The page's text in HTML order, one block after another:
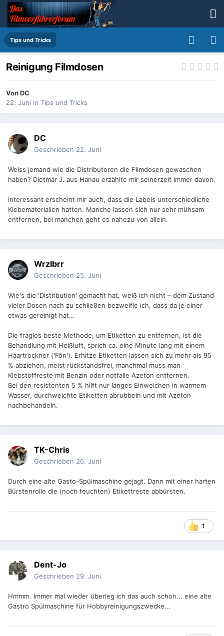
Tips und Tricks
Reinigung Filmdosen
VonDC
22. Juni in Tips und Tricks
DC
Geschrieben 22. Juni
Weiss jemand wie die Distributoren die Filmdosen gewaschen
haben? Dietmar J. aus Hanau erzählte mir seinerzeit immer davon.
Interessant erscheint mir auch, dass die Labels unterschiedliche
Klebematerialien hatten. Manche lassen sich nur sehr mühsam
entfernen, bei manchen geht es nahezu von allein.
Wrzlbrr
Geschrieben 25. Juni
Wie's die 'Distribution' gemacht hat, weiß ich nicht – dem Zustand
vieler Dosen nach zu schließen bezweifle ich, dass da je einer
etwas gereinigt hat...
Die fraglos beste Methode, um Etiketten zu entfernen, ist die
Behandlung mit Heißluft, sprich ca. eine Minute lang mit einem
Haartrockner ('Fön'). Erhitze Etiketten lassen sich zu mehr als 95
% abziehen, meist rückstandsfrei, manchmal muss man
Klebstoffreste mit Benzin oder notfalle Azeton entfernen.
Bei den resistenten 5 % hilft nur langes Einweichen in warmem
Wasser, durchweichte Etiketten abrubbeln und mit Azeton
nachbehandeln.
TK-Chris
Geschrieben 26. Juni
Durch eine alte Gasto-Spülmaschine gejagt. Dann mit einer harten
Bürstenrolle die (noch feuchten) Etikettreste abbürsten.
1
Dent-Jo
Geschrieben 29. Juni
Hmmm. Immer mal wieder überleg ich das auch schon... eine alte
Gastro Spülmaschine für Hobbyreinigungszwecke...